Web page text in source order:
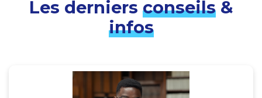
Les derniers conseils&
infos